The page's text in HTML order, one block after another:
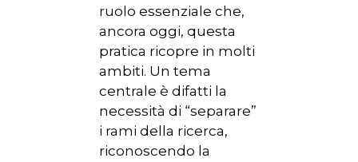
ruolo essenziale che,
ancora oggi, questa
pratica ricopre in molti
ambiti. Un tema
centrale è difatti la
necessità di “separare”
i rami della ricerca,
riconoscendo la